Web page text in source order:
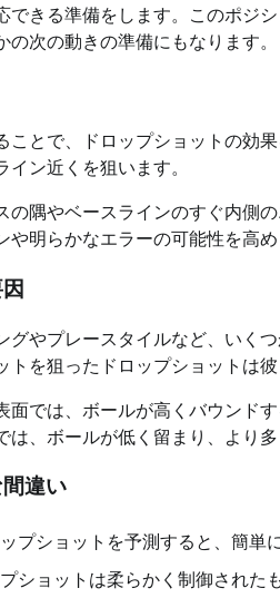
きる準備をします。このポジ
次の動きの準備にもなります。
とで、ドロップショットの効
ン近くを狙います。
隅やベースラインのすぐ内側
明らかなエラーの可能性を高め
やプレースタイルなど、いく
を狙ったドロップショットは彼
では、ボールが高くバウンド
、ボールが低く留まり、より
違い
プショットを予測すると、簡単
ショットは柔らかく制御された